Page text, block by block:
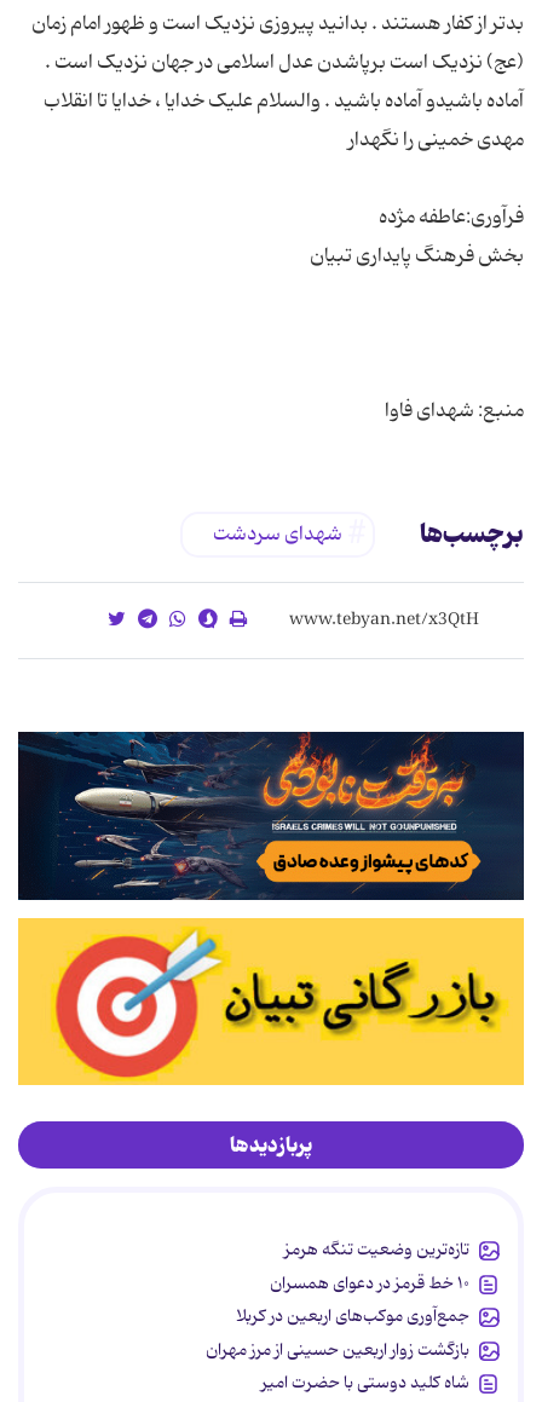
بدتر از کفار هستند . بدانید پیروزى نزدیک است و ظهور امام زمان
(عج) نزدیک است برپاشدن عدل اسلامى در جهان نزدیک است .
آماده باشیدو آماده باشید . والسلام علیک خدایا ، خدایا تا انقلاب
منبع: شهدای فاوا
برچسب‌ها شهدای سردشت
پربازدیدها
تازه‌ترین وضعیت تنگه هرمز
۱۰ خط قرمز در دعوای همسران
جمع‌آوری موکب‌های اربعین در کربلا
بازگشت زوار اربعین حسینی از مرز مهران
شاه کلید دوستی با حضرت امیر